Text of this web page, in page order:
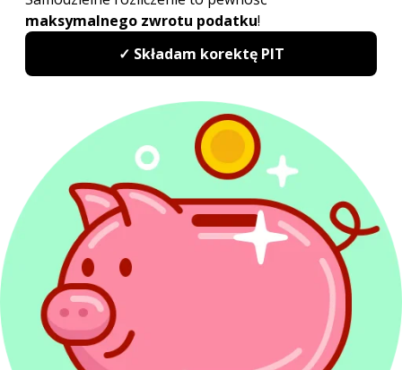
PITax Twoje rozliczenie PIT to wygodny, szybki
i darmowy sposób na Twoje PITy.
Rozlicz PIT Online